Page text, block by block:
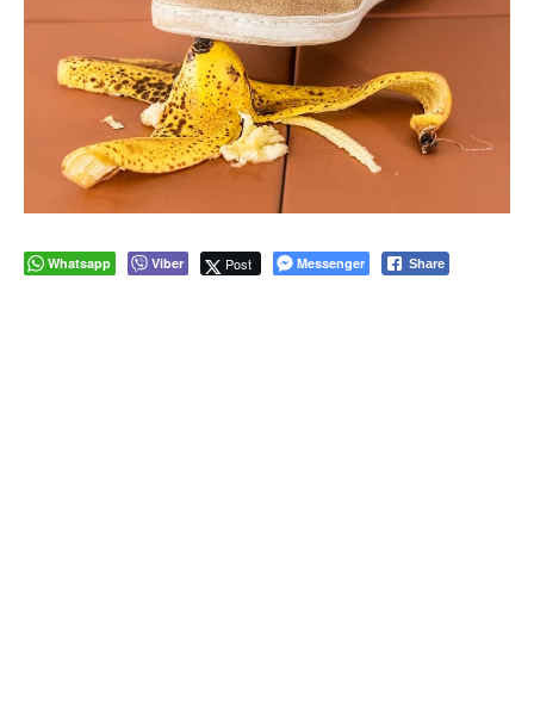
Whatsapp Viber Post Messenger Share